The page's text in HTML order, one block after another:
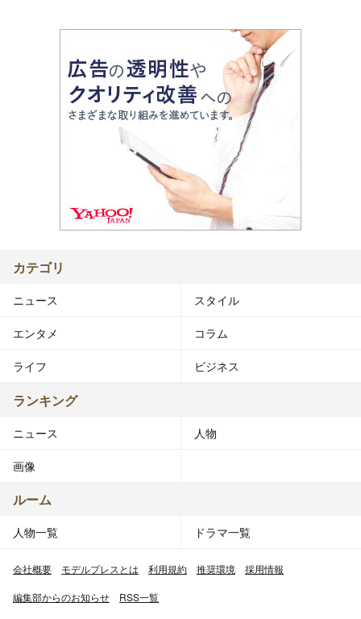
カテゴリ
ニュース スタイル
エンタメ コラム
ライフ ビジネス
ランキング
ニュース 人物
画像
ルーム
人物一覧 ドラマ一覧
会社概要 モデルプレスとは 利用規約 推奨環境 採用情報
編集部からのお知らせ RSS一覧